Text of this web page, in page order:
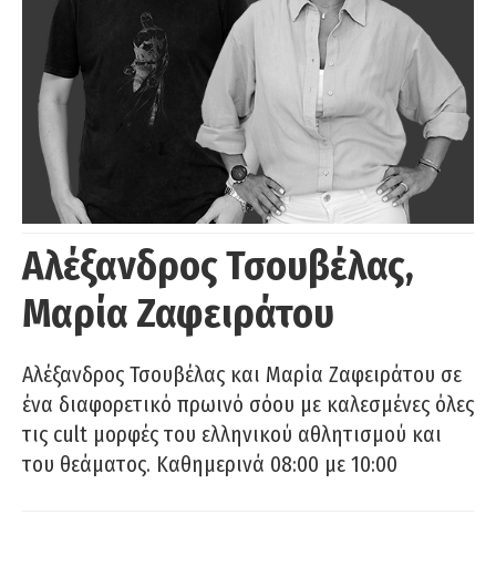
Αλέξανδρος Τσουβέλας,
Μαρία Ζαφειράτου
Αλέξανδρος Τσουβέλας και Μαρία Ζαφειράτου σε
ένα διαφορετικό πρωινό σόου με καλεσμένες όλες
τις cult μορφές του ελληνικού αθλητισμού και
του θεάματος. Καθημερινά 08:00 με 10:00